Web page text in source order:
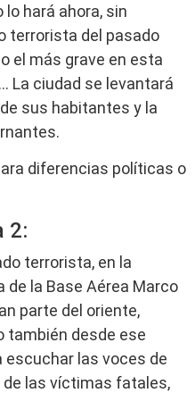
hará ahora, sin
terrorista del pasado
el más grave en esta
La ciudad se levantará
sus habitantes y la
diferencias políticas o
2:
terrorista, en la
de la Base Aérea Marco
parte del oriente,
también desde ese
las voces de
las víctimas fatales,